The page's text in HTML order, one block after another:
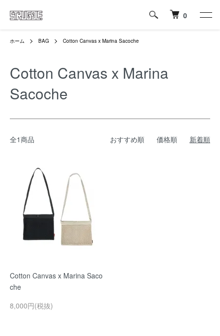
0
ホーム BAG Cotton Canvas x Marina Sacoche
Cotton Canvas x Marina
Sacoche
全1商品 おすすめ順 価格順 新着順
Cotton Canvas x Marina Saco
che
8,000円(税抜)